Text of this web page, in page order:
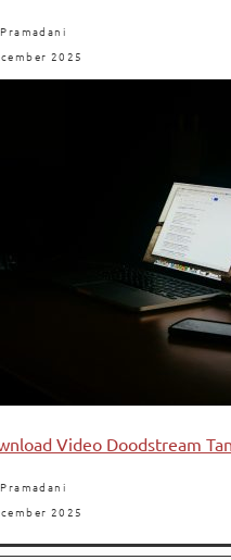
2025
Video Doodstream
2025